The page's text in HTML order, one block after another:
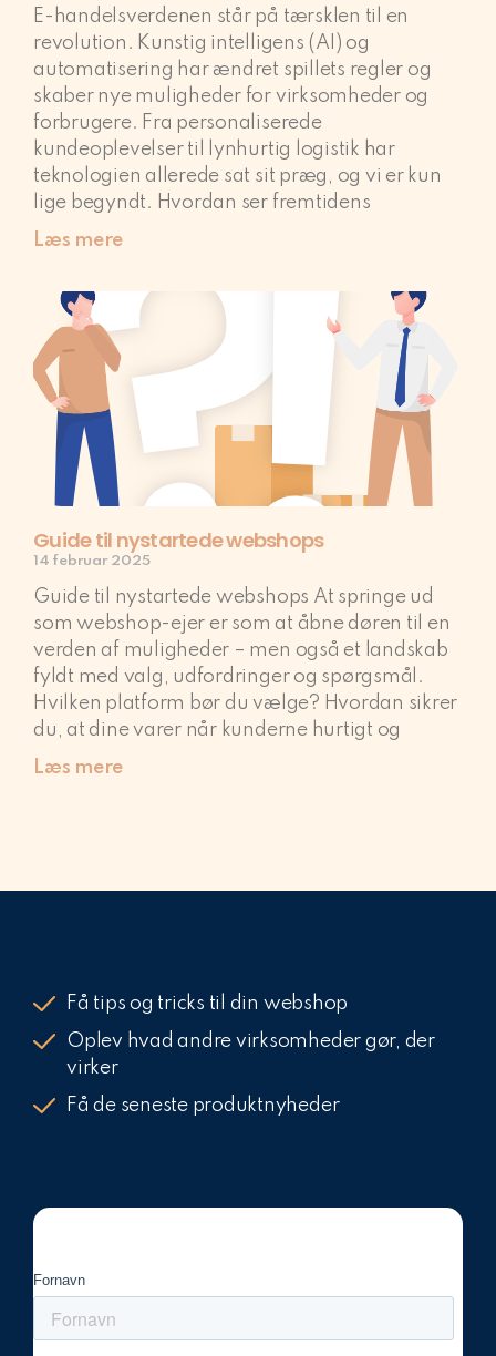
E-handelsverdenen står på tærsklen til en
revolution. Kunstig intelligens (AI) og
automatisering har ændret spillets regler og
skaber nye muligheder for virksomheder og
forbrugere. Fra personaliserede
kundeoplevelser til lynhurtig logistik har
teknologien allerede sat sit præg, og vi er kun
lige begyndt. Hvordan ser fremtidens
Læs mere
Guide til nystartede webshops
14 februar 2025
Guide til nystartede webshops At springe ud
som webshop-ejer er som at åbne døren til en
verden af muligheder – men også et landskab
fyldt med valg, udfordringer og spørgsmål.
Hvilken platform bør du vælge? Hvordan sikrer
du, at dine varer når kunderne hurtigt og
Læs mere
Få tips og tricks til din webshop
Oplev hvad andre virksomheder gør, der
virker
Få de seneste produktnyheder